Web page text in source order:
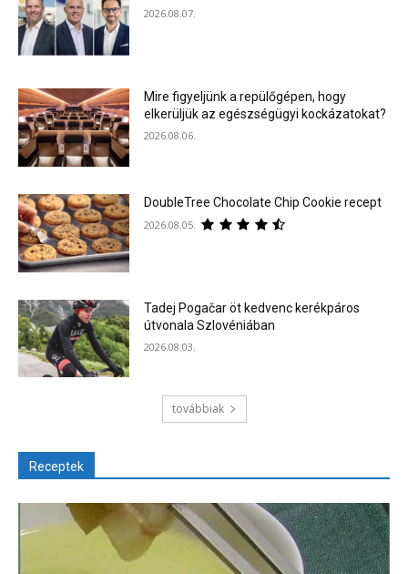
2026.08.07.
Mire figyeljünk a repülőgépen, hogy
elkerüljük az egészségügyi kockázatokat?
2026.08.06.
DoubleTree Chocolate Chip Cookie recept
2026.08.05.
Tadej Pogačar öt kedvenc kerékpáros
útvonala Szlovéniában
2026.08.03.
továbbiak
Receptek